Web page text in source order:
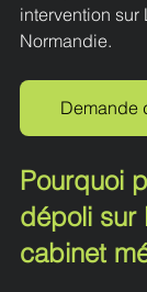
intervention sur
Normandie.
Demande
Pourquoi
dépoli sur
cabinet